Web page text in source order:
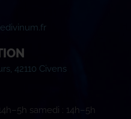
42110 Civens
samedi : 14h–5h